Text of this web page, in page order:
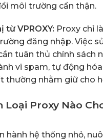
môi trường cẩn thận.
từ VPROXY: Proxy chỉ
đăng nhập. Việc
tuân thủ chính sách
vi spam, tự động
thường nhằm giữ cho
Loại Proxy Nào
hành hệ thống nhỏ,